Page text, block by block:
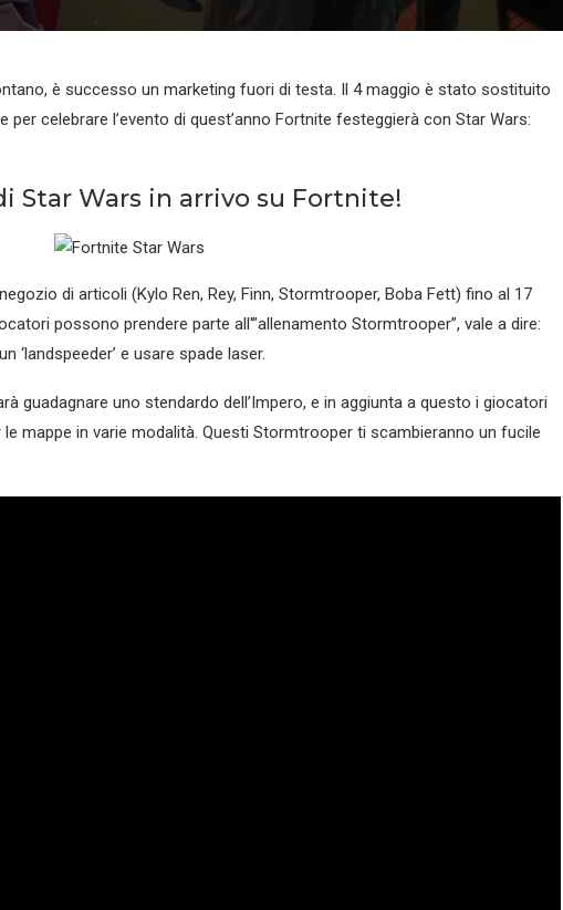
è successo un marketing fuori di testa. Il 4 maggio è stato sostituito
per celebrare l’evento di quest’anno Fortnite festeggierà con Star Wars:
Star Wars in arrivo su Fortnite!
di articoli (Kylo Ren, Rey, Finn, Stormtrooper, Boba Fett) fino al 17
possono prendere parte all'”allenamento Stormtrooper”, vale a dire:
‘landspeeder’ e usare spade laser.
guadagnare uno stendardo dell’Impero, e in aggiunta a questo i giocatori
mappe in varie modalità. Questi Stormtrooper ti scambieranno un fucile